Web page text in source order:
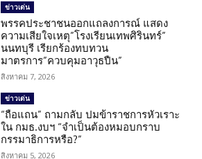
ข่าวเด่น
พรรคประชาชนออกแถลงการณ์ แสดง
ความเสียใจเหตุ”โรงเรียนเทพศิรินทร์”
นนทบุรี เรียกร้องทบทวน
มาตรการ”ควบคุมอาวุธปืน”
สิงหาคม 7, 2026
ข่าวเด่น
“ถือแถน” ถามกลับ ปมข้าราชการหัวเราะ
ใน กมธ.งบฯ “จำเป็นต้องหมอบกราบ
กรรมาธิการหรือ?”
สิงหาคม 5, 2026